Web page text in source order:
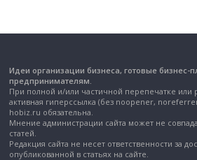
Идеи организации бизнеса, готовые бизнес-
предпринимателям.
При полной и/или частичной перепечатке или
активная гиперссылка (без noopener,
hobiz.ru обязательна.
Мнение администрации сайта может не
статей.
Редакция сайта не несет ответственности за
опубликованной в статьях на сайте.